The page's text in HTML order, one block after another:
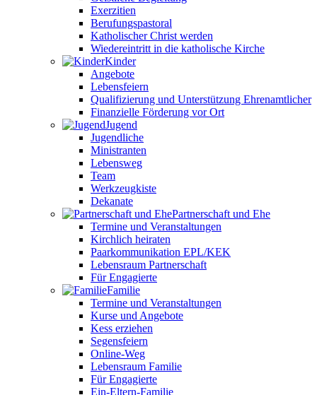
Exerzitien
Berufungspastoral
Katholischer Christ werden
Wiedereintritt in die katholische Kirche
Kinder
Angebote
Lebensfeiern
Qualifizierung und Unterstützung Ehrenamtlicher
Finanzielle Förderung vor Ort
Jugend
Jugendliche
Ministranten
Lebensweg
Team
Werkzeugkiste
Dekanate
Partnerschaft und Ehe
Termine und Veranstaltungen
Kirchlich heiraten
Paarkommunikation EPL/KEK
Lebensraum Partnerschaft
Für Engagierte
Familie
Termine und Veranstaltungen
Kurse und Angebote
Kess erziehen
Segensfeiern
Online-Weg
Lebensraum Familie
Für Engagierte
Ein-Eltern-Familie